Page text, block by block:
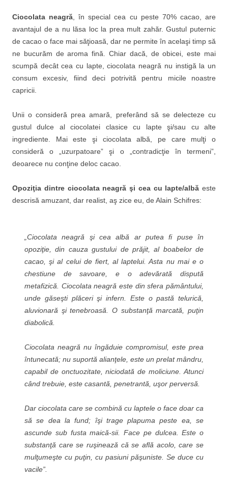
Ciocolata neagră , în special cea cu peste 70% cacao, are
avantajul de a nu lăsa loc la prea mult zahăr. Gustul puternic
de cacao o face mai săţioasă, dar ne permite în acelaşi timp să
ne bucurăm de aroma fină. Chiar dacă, de obicei, este mai
scumpă decât cea cu lapte, ciocolata neagră nu instigă la un
consum excesiv, fiind deci potrivită pentru micile noastre
capricii.
Unii o consideră prea amară, preferând să se delecteze cu
gustul dulce al ciocolatei clasice cu lapte şi/sau cu alte
ingrediente. Mai este şi ciocolata albă, pe care mulţi o
consideră o „uzurpatoare” şi o „contradicţie în termeni”,
deoarece nu conţine deloc cacao.
Opoziţia dintre ciocolata neagră şi cea cu lapte/albă este
descrisă amuzant, dar realist, aş zice eu, de Alain Schifres:
„Ciocolata neagră şi cea albă ar putea fi puse în
opoziţie, din cauza gustului de prăjit, al boabelor de
cacao, şi al celui de fiert, al laptelui. Asta nu mai e o
chestiune de savoare, e o adevărată dispută
metafizică. Ciocolata neagră este din sfera pământului,
unde găseşti plăceri şi infern. Este o pastă telurică,
aluvionară şi tenebroasă. O substanţă marcată, puţin
diabolică.
Ciocolata neagră nu îngăduie compromisul, este prea
întunecată; nu suportă alianţele, este un prelat mândru,
capabil de onctuozitate, niciodată de moliciune. Atunci
când trebuie, este casantă, penetrantă, uşor perversă.
Dar ciocolata care se combină cu laptele o face doar ca
să se dea la fund; îşi trage plapuma peste ea, se
ascunde sub fusta maică-sii. Face pe dulcea. Este o
substanţă care se ruşinează că se află acolo, care se
mulţumeşte cu puţin, cu pasiuni păşuniste. Se duce cu
vacile”.